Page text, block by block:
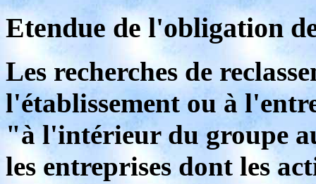
Etendue de l'obligation
Les recherches de
l'établissement ou à
"à l'intérieur du groupe
les entreprises dont les